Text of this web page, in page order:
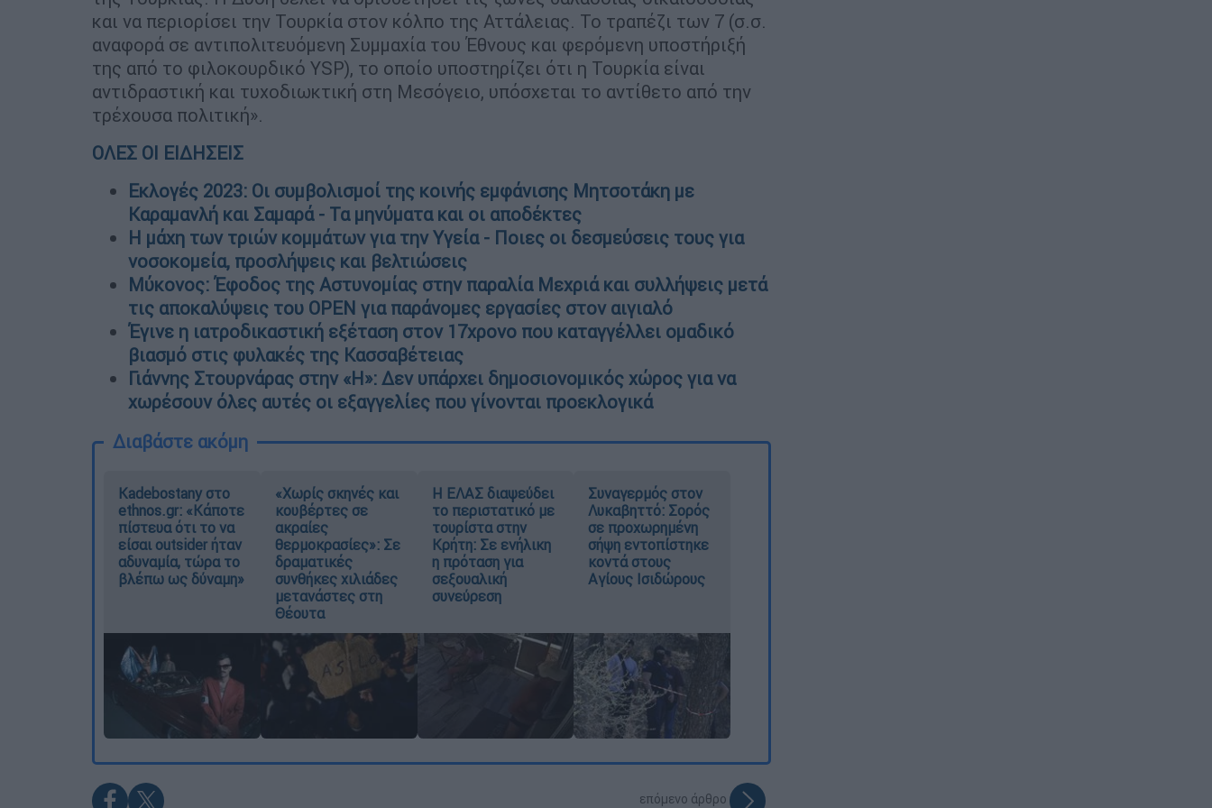
και να περιορίσει την Τουρκία στον κόλπο της Αττάλειας. Το τραπέζι των 7 (σ.σ.
αναφορά σε αντιπολιτευόμενη Συμμαχία του Έθνους και φερόμενη υποστήριξή
της από το φιλοκουρδικό YSP), το οποίο υποστηρίζει ότι η Τουρκία είναι
αντιδραστική και τυχοδιωκτική στη Μεσόγειο, υπόσχεται το αντίθετο από την
τρέχουσα πολιτική».
ΟΛΕΣ ΟΙ ΕΙΔΗΣΕΙΣ
Εκλογές 2023: Οι συμβολισμοί της κοινής εμφάνισης Μητσοτάκη με
Καραμανλή και Σαμαρά - Τα μηνύματα και οι αποδέκτες
Η μάχη των τριών κομμάτων για την Υγεία - Ποιες οι δεσμεύσεις τους για
νοσοκομεία, προσλήψεις και βελτιώσεις
Μύκονος: Έφοδος της Αστυνομίας στην παραλία Μεχριά και συλλήψεις μετά
τις αποκαλύψεις του OPEN για παράνομες εργασίες στον αιγιαλό
Έγινε η ιατροδικαστική εξέταση στον 17χρονο που καταγγέλλει ομαδικό
βιασμό στις φυλακές της Κασσαβέτειας
Γιάννης Στουρνάρας στην «Η»: Δεν υπάρχει δημοσιονομικός χώρος για να
χωρέσουν όλες αυτές οι εξαγγελίες που γίνονται προεκλογικά
Διαβάστε ακόμη
Kadebostany στο
ethnos.gr: «Κάποτε
πίστευα ότι το να
είσαι outsider ήταν
αδυναμία, τώρα το
βλέπω ως δύναμη»
«Χωρίς σκηνές και
κουβέρτες σε
ακραίες
θερμοκρασίες»: Σε
δραματικές
συνθήκες χιλιάδες
μετανάστες στη
Θέουτα
Η ΕΛΑΣ διαψεύδει
το περιστατικό με
τουρίστα στην
Κρήτη: Σε ενήλικη
η πρόταση για
σεξουαλική
συνεύρεση
Συναγερμός στον
Λυκαβηττό: Σορός
σε προχωρημένη
σήψη εντοπίστηκε
κοντά στους
Αγίους Ισιδώρους
επόμενο άρθρο